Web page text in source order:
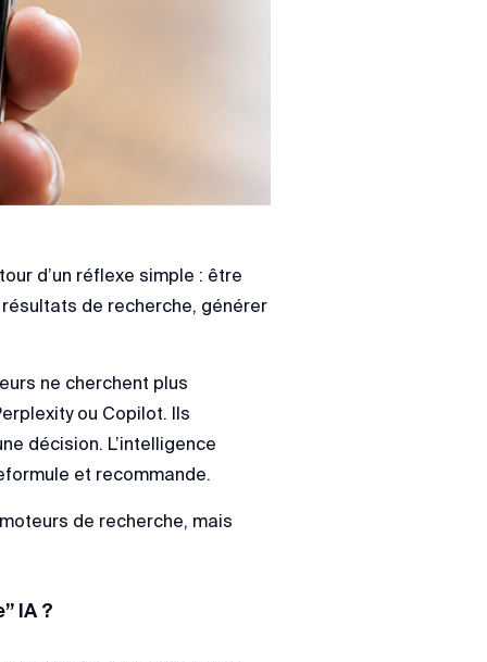
d’un réflexe simple : être
de recherche, générer
ne cherchent plus
ou Copilot. Ils
décision. L’intelligence
et recommande.
de recherche, mais
IA ?